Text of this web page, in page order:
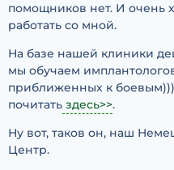
помощников нет. И очень
работать со мной.
На базе нашей клиники
мы обучаем
приближенных к
почитать здесь>>.
Ну вот, таков он, наш
Центр.